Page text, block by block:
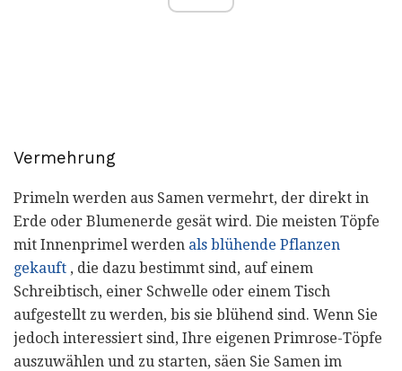
Vermehrung
Primeln werden aus Samen vermehrt, der direkt in
Erde oder Blumenerde gesät wird. Die meisten Töpfe
mit Innenprimel werden als blühende Pflanzen
gekauft , die dazu bestimmt sind, auf einem
Schreibtisch, einer Schwelle oder einem Tisch
aufgestellt zu werden, bis sie blühend sind. Wenn Sie
jedoch interessiert sind, Ihre eigenen Primrose-Töpfe
auszuwählen und zu starten, säen Sie Samen im